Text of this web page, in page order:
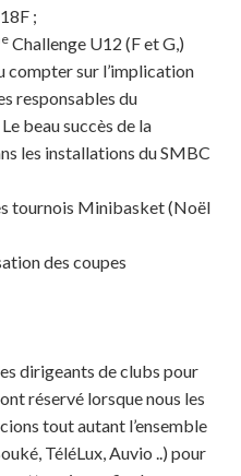
;
Challenge U12 (F et G,)
compter sur l’implication
responsables du
beau succès de la
les installations du SMBC
tournois Minibasket (Noël
des coupes
dirigeants de clubs pour
réservé lorsque nous les
tout autant l’ensemble
TéléLux, Auvio ..) pour